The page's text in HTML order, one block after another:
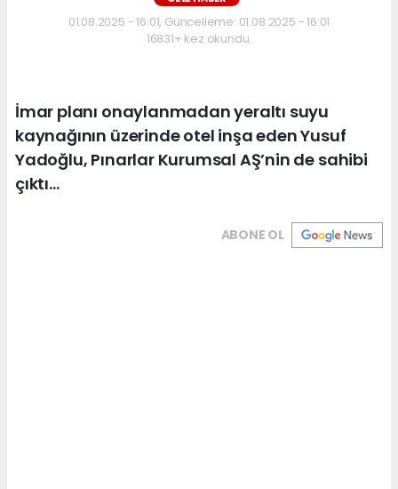
01.08.2025 - 16:01, Güncelleme: 01.08.2025 - 16:01
16831+ kez okundu.
İmar planı onaylanmadan yeraltı suyu
kaynağının üzerinde otel inşa eden Yusuf
Yadoğlu, Pınarlar Kurumsal AŞ’nin de sahibi
çıktı…
ABONE OL